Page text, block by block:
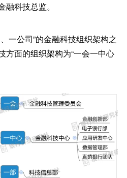
科技总监。
一公司”的金融科技组织架构之
方面的组织架构为“一会一中心